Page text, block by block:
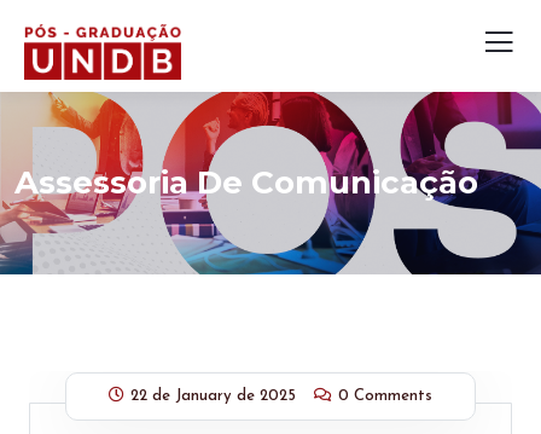
Assessoria De Comunicação
22 de January de 2025 0 Comments